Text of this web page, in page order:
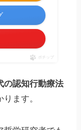
ポチップ
の認知行動療法
ます。